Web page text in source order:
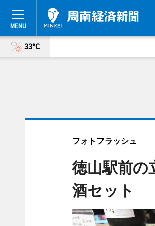
33°C
フォトフラッシュ
徳山駅前の
酒セット